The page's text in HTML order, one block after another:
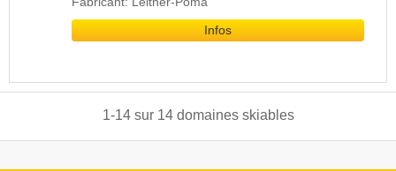
Infos
1-14sur 14 domaines skiables